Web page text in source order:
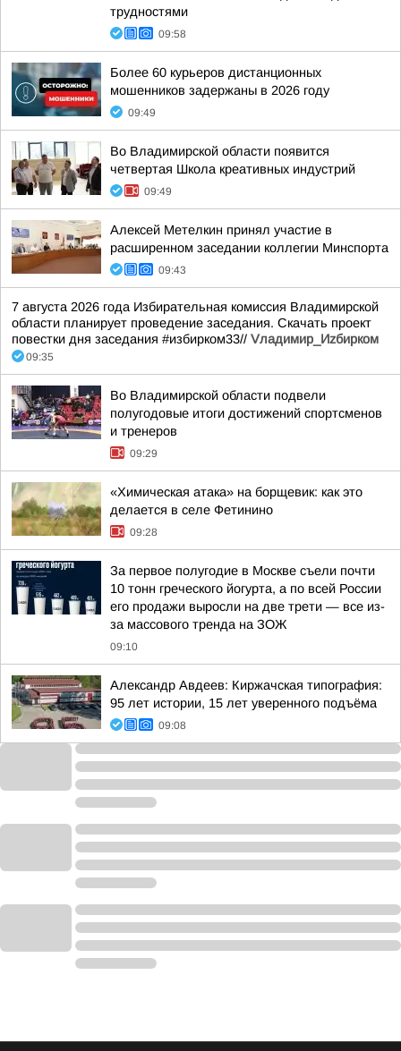
трудностями
09:58
Более 60 курьеров дистанционных
мошенников задержаны в 2026 году
09:49
Во Владимирской области появится
четвертая Школа креативных индустрий
09:49
Алексей Метелкин принял участие в
расширенном заседании коллегии Минспорта
09:43
7 августа 2026 года Избирательная комиссия Владимирской
области планирует проведение заседания. Скачать проект
повестки дня заседания #избирком33// Vладимир_Иzбирком
09:35
Во Владимирской области подвели
полугодовые итоги достижений спортсменов
и тренеров
09:29
«Химическая атака» на борщевик: как это
делается в селе Фетинино
09:28
За первое полугодие в Москве съели почти
10 тонн греческого йогурта, а по всей России
его продажи выросли на две трети — все из-
за массового тренда на ЗОЖ
09:10
Александр Авдеев: Киржачская типография:
95 лет истории, 15 лет уверенного подъёма
09:08